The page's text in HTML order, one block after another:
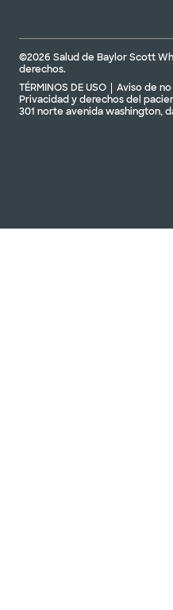
©2026 Salud de Baylor Scott
derechos.
TÉRMINOS DE USO
Aviso de
Privacidad y derechos del
301 norte avenida washington,